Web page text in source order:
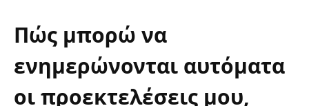
Πώς μπορώ να
ενημερώνονται αυτόματα
οι προεκτελέσεις μου,